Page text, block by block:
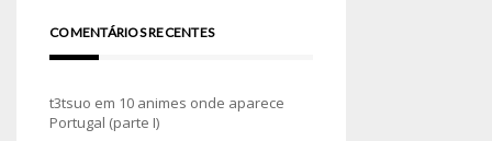
COMENTÁRIOS RECENTES
t3tsuo em 10 animes onde aparece
Portugal (parte I)